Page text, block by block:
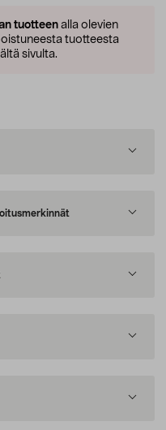
tuotteenalla olevien
tuotteesta
sivulta.